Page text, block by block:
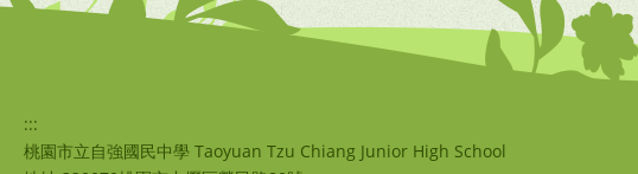
:::
桃園市立自強國民中學 Taoyuan Tzu Chiang Junior High School